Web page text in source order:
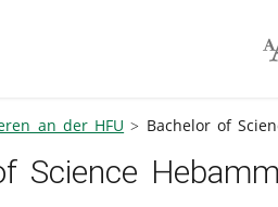
an der HFU Bachelor of
Science